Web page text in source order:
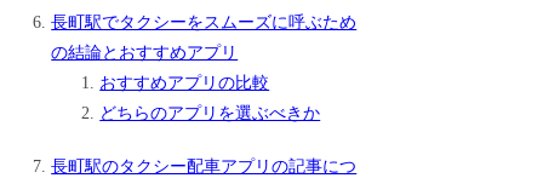
長町駅でタクシーをスムーズに呼ぶため
の結論とおすすめアプリ
おすすめアプリの比較
どちらのアプリを選ぶべきか
長町駅のタクシー配車アプリの記事につ